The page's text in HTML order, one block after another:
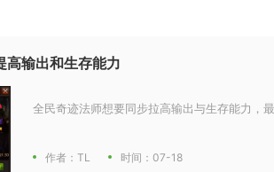
高输出和生存能力
全民奇迹法师想要同步拉高输出与生存能力，
作者：TL 时间：07-18